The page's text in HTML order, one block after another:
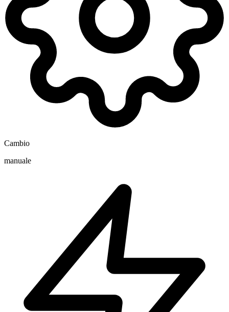
Cambio
manuale